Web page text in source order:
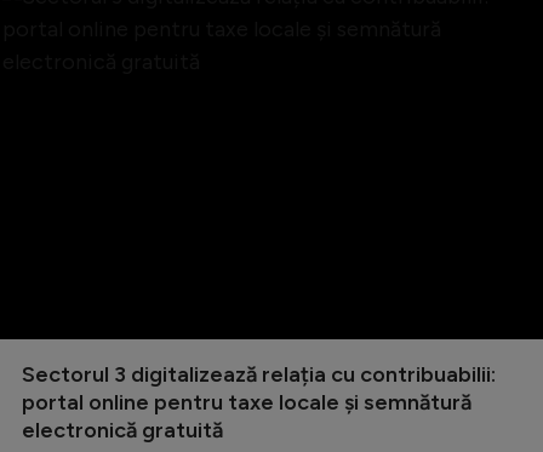
Sectorul 3 digitalizează relația cu contribuabilii:
portal online pentru taxe locale și semnătură
electronică gratuită